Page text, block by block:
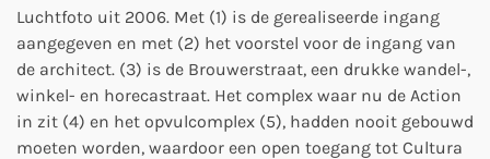
Luchtfoto uit 2006. Met (1) is de gerealiseerde ingang
aangegeven en met (2) het voorstel voor de ingang van
de architect. (3) is de Brouwerstraat, een drukke wandel-,
winkel- en horecastraat. Het complex waar nu de Action
in zit (4) en het opvulcomplex (5), hadden nooit gebouwd
moeten worden, waardoor een open toegang tot Cultura